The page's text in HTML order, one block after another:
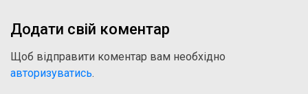
Додати свій коментар
Щоб відправити коментар вам необхідно
авторизуватись.